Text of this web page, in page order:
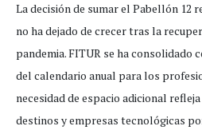
La decisión de sumar el Pabellón 12
no ha dejado de crecer tras la
pandemia. FITUR se ha consolidado
del calendario anual para los
necesidad de espacio adicional
destinos y empresas tecnológicas